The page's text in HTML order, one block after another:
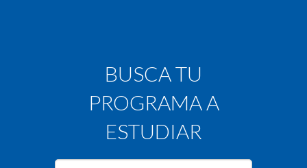
BUSCA TU
PROGRAMA A
ESTUDIAR